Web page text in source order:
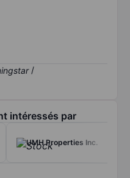
/
intéressés par
UMH Properties Inc.